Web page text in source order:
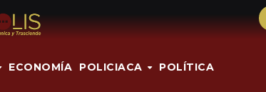
ECONOMÍA POLICIACA POLÍTICA